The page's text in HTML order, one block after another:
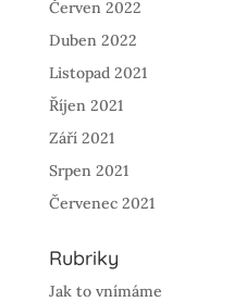
Červen 2022
Duben 2022
Listopad 2021
Říjen 2021
Září 2021
Srpen 2021
Červenec 2021
Rubriky
Jak to vnímáme